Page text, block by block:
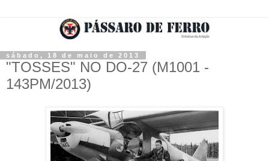
sábado, 18 de maio de 2013
"TOSSES" NO DO-27 (M1001 -
143PM/2013)